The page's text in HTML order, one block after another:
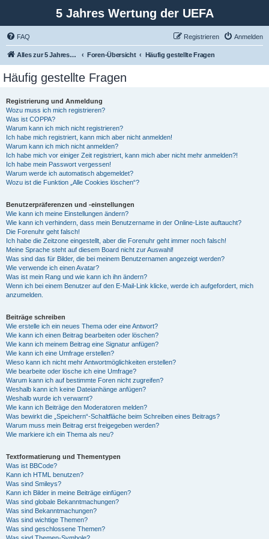
5 Jahres Wertung der UEFA
FAQ Anmelden
Registrieren
Alles zur 5 Jahreswertung / Tabelle der UEFA mit vielen Statistiken. Foren-Übersicht Häufig gestellte Fragen
Häufig gestellte Fragen
Registrierung und Anmeldung
Wozu muss ich mich registrieren?
Was ist COPPA?
Warum kann ich mich nicht registrieren?
Ich habe mich registriert, kann mich aber nicht anmelden!
Warum kann ich mich nicht anmelden?
Ich habe mich vor einiger Zeit registriert, kann mich aber nicht mehr anmelden?!
Ich habe mein Passwort vergessen!
Warum werde ich automatisch abgemeldet?
Wozu ist die Funktion „Alle Cookies löschen“?
Benutzerpräferenzen und -einstellungen
Wie kann ich meine Einstellungen ändern?
Wie kann ich verhindern, dass mein Benutzername in der Online-Liste auftaucht?
Die Forenuhr geht falsch!
Ich habe die Zeitzone eingestellt, aber die Forenuhr geht immer noch falsch!
Meine Sprache steht auf diesem Board nicht zur Auswahl!
Was sind das für Bilder, die bei meinem Benutzernamen angezeigt werden?
Wie verwende ich einen Avatar?
Was ist mein Rang und wie kann ich ihn ändern?
Wenn ich bei einem Benutzer auf den E-Mail-Link klicke, werde ich aufgefordert, mich
anzumelden.
Beiträge schreiben
Wie erstelle ich ein neues Thema oder eine Antwort?
Wie kann ich einen Beitrag bearbeiten oder löschen?
Wie kann ich meinem Beitrag eine Signatur anfügen?
Wie kann ich eine Umfrage erstellen?
Wieso kann ich nicht mehr Antwortmöglichkeiten erstellen?
Wie bearbeite oder lösche ich eine Umfrage?
Warum kann ich auf bestimmte Foren nicht zugreifen?
Weshalb kann ich keine Dateianhänge anfügen?
Weshalb wurde ich verwarnt?
Wie kann ich Beiträge den Moderatoren melden?
Was bewirkt die „Speichern“-Schaltfläche beim Schreiben eines Beitrags?
Warum muss mein Beitrag erst freigegeben werden?
Wie markiere ich ein Thema als neu?
Textformatierung und Thementypen
Was ist BBCode?
Kann ich HTML benutzen?
Was sind Smileys?
Kann ich Bilder in meine Beiträge einfügen?
Was sind globale Bekanntmachungen?
Was sind Bekanntmachungen?
Was sind wichtige Themen?
Was sind geschlossene Themen?